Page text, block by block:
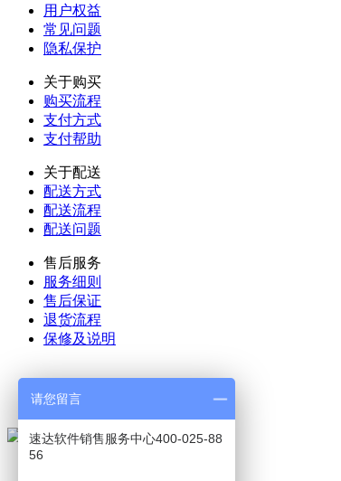
用户权益
常见问题
隐私保护
关于购买
购买流程
支付方式
支付帮助
关于配送
配送方式
配送流程
配送问题
售后服务
服务细则
售后保证
退货流程
保修及说明
025-52188270
24小时服务热线
请您留言
速达软件销售服务中心400-025-88
56